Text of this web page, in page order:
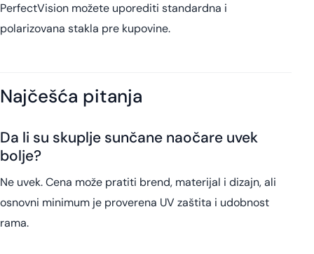
PerfectVision možete uporediti standardna i
polarizovana stakla pre kupovine.
Najčešća pitanja
Da li su skuplje sunčane naočare uvek
bolje?
Ne uvek. Cena može pratiti brend, materijal i dizajn, ali
osnovni minimum je proverena UV zaštita i udobnost
rama.